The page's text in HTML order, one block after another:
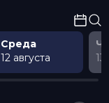
Среда
12 августа
13